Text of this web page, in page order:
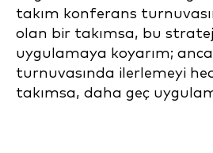
takım konferans
olan bir takımsa, bu
uygulamaya koyarım;
turnuvasında ilerlemeyi
takımsa, daha geç